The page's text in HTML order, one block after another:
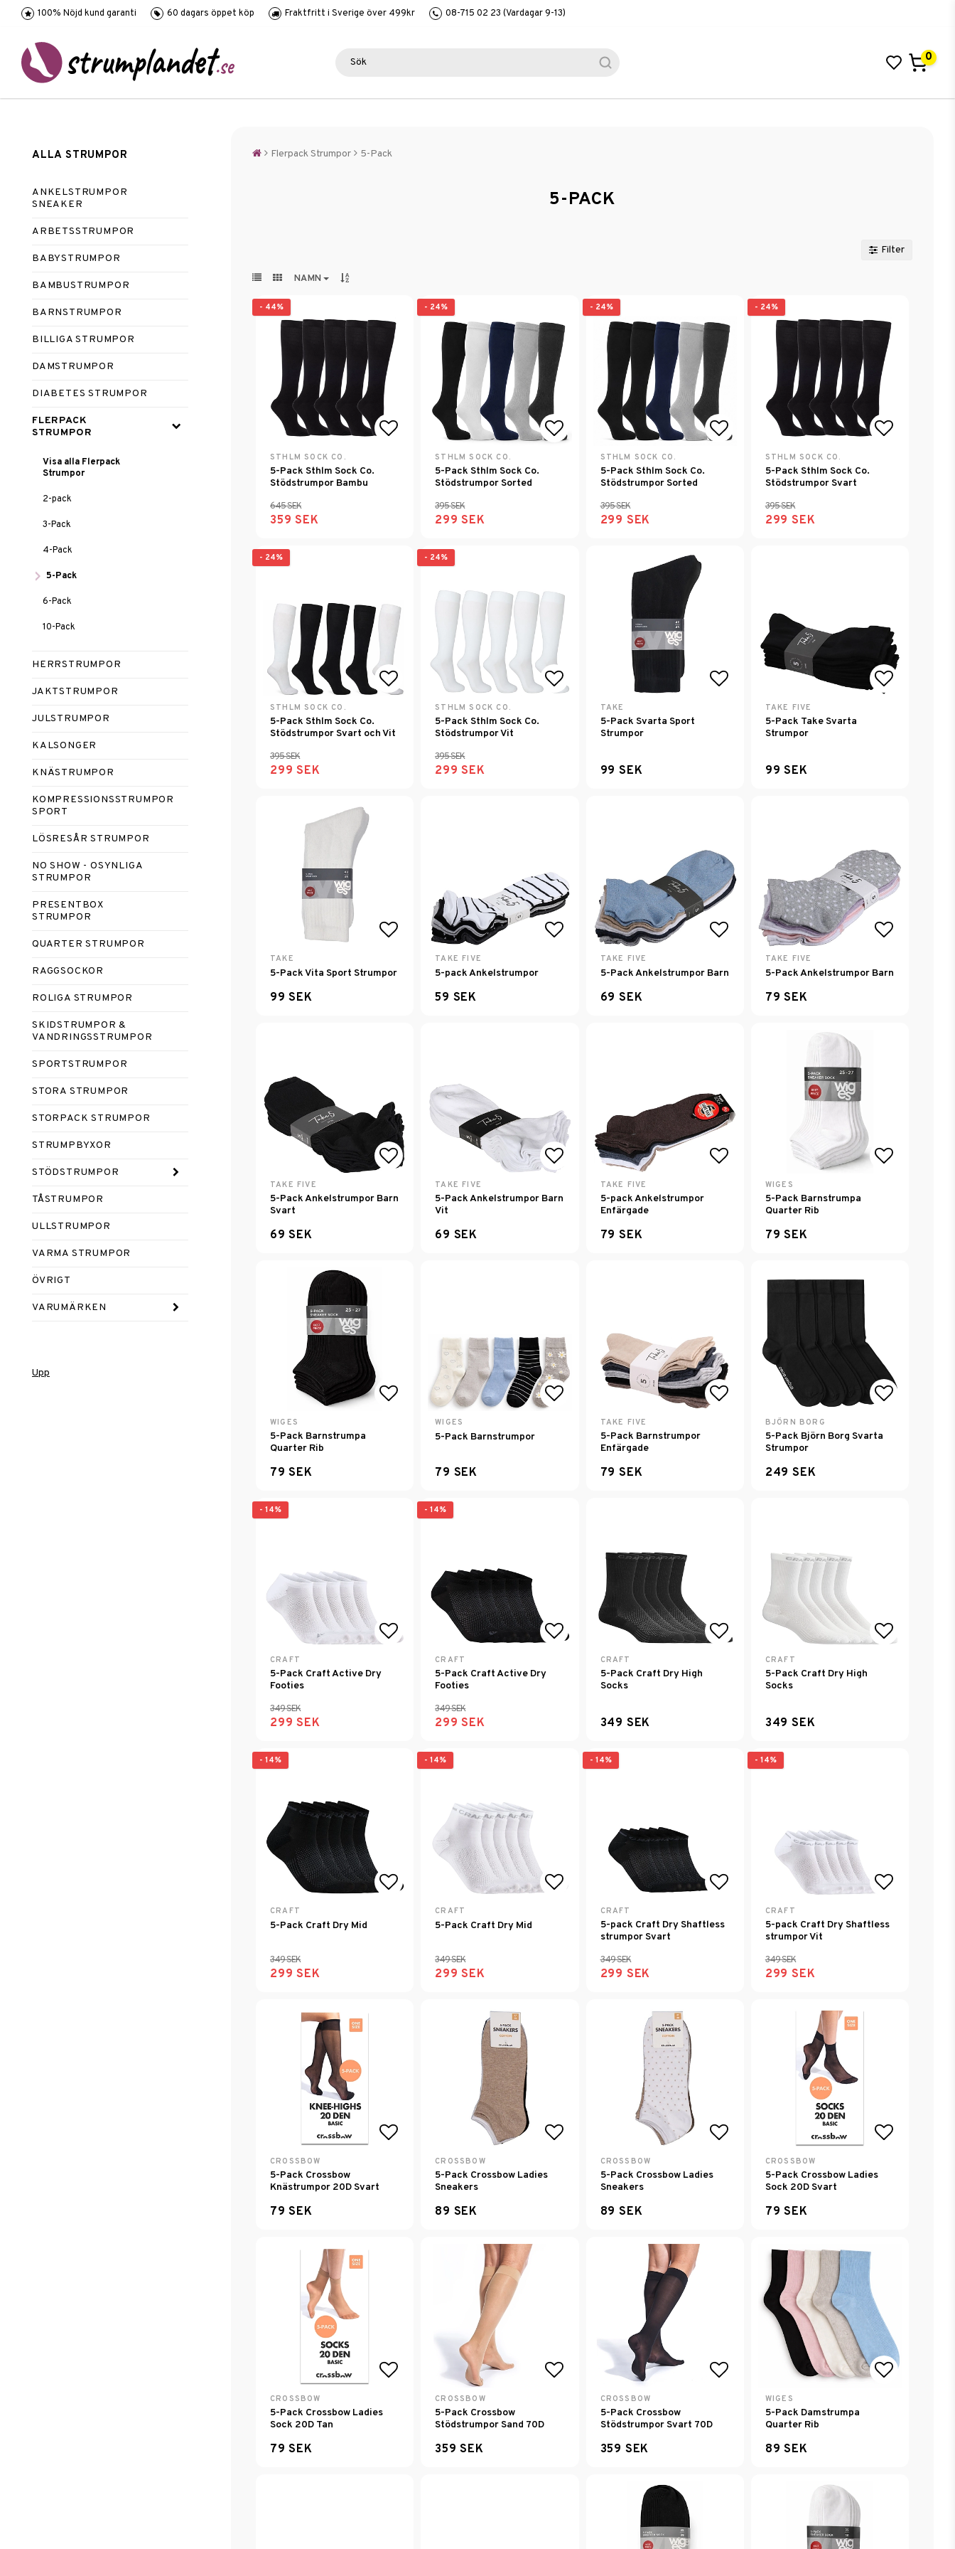
100% Nöjd kund garanti 60 dagars öppet köp Fraktfritt i Sverige över 499kr 08-715 02 23 (Vardagar 9-13)
0
ALLA STRUMPOR
ANKELSTRUMPOR
SNEAKER
ARBETSSTRUMPOR
BABYSTRUMPOR
BAMBUSTRUMPOR
BARNSTRUMPOR
BILLIGA STRUMPOR
DAMSTRUMPOR
DIABETES STRUMPOR
FLERPACK
STRUMPOR
Visa alla Flerpack
Strumpor
2-pack
3-Pack
4-Pack
5-Pack
6-Pack
10-Pack
HERRSTRUMPOR
JAKTSTRUMPOR
JULSTRUMPOR
KALSONGER
KNÄSTRUMPOR
KOMPRESSIONSSTRUMPOR
SPORT
LÖSRESÅR STRUMPOR
NO SHOW - OSYNLIGA
STRUMPOR
PRESENTBOX
STRUMPOR
QUARTER STRUMPOR
RAGGSOCKOR
ROLIGA STRUMPOR
SKIDSTRUMPOR &
VANDRINGSSTRUMPOR
SPORTSTRUMPOR
STORA STRUMPOR
STORPACK STRUMPOR
STRUMPBYXOR
STÖDSTRUMPOR
TÅSTRUMPOR
ULLSTRUMPOR
VARMA STRUMPOR
ÖVRIGT
VARUMÄRKEN
Upp
Flerpack Strumpor 5-Pack
5-PACK
Filter
NAMN
- 44%
Lägg till i favoritlistan
STHLM SOCK CO.
5-Pack Sthlm Sock Co.
Stödstrumpor Bambu
645 SEK
359 SEK
- 24%
Lägg till i favoritlistan
STHLM SOCK CO.
5-Pack Sthlm Sock Co.
Stödstrumpor Sorted
395 SEK
299 SEK
- 24%
Lägg till i favoritlistan
STHLM SOCK CO.
5-Pack Sthlm Sock Co.
Stödstrumpor Sorted
395 SEK
299 SEK
- 24%
STHLM SOCK CO.
5-Pack Sthlm Sock Co.
Stödstrumpor Svart
395 SEK
299 SEK
- 24%
Lägg till i favoritlistan
STHLM SOCK CO.
5-Pack Sthlm Sock Co.
Stödstrumpor Svart och Vit
395 SEK
299 SEK
- 24%
Lägg till i favoritlistan
STHLM SOCK CO.
5-Pack Sthlm Sock Co.
Stödstrumpor Vit
395 SEK
299 SEK
Lägg till i favoritlistan
TAKE
5-Pack Svarta Sport
Strumpor
99 SEK
TAKE FIVE
5-Pack Take Svarta
Strumpor
99 SEK
Lägg till i favoritlistan
TAKE
5-Pack Vita Sport Strumpor
99 SEK
Lägg till i favoritlistan
TAKE FIVE
5-pack Ankelstrumpor
59 SEK
Lägg till i favoritlistan
TAKE FIVE
5-Pack Ankelstrumpor Barn
69 SEK
TAKE FIVE
5-Pack Ankelstrumpor Barn
79 SEK
Lägg till i favoritlistan
TAKE FIVE
5-Pack Ankelstrumpor Barn
Svart
69 SEK
Lägg till i favoritlistan
TAKE FIVE
5-Pack Ankelstrumpor Barn
Vit
69 SEK
Lägg till i favoritlistan
TAKE FIVE
5-pack Ankelstrumpor
Enfärgade
79 SEK
WIGES
5-Pack Barnstrumpa
Quarter Rib
79 SEK
Lägg till i favoritlistan
WIGES
5-Pack Barnstrumpa
Quarter Rib
79 SEK
Lägg till i favoritlistan
WIGES
5-Pack Barnstrumpor
79 SEK
Lägg till i favoritlistan
TAKE FIVE
5-Pack Barnstrumpor
Enfärgade
79 SEK
BJÖRN BORG
5-Pack Björn Borg Svarta
Strumpor
249 SEK
- 14%
Lägg till i favoritlistan
CRAFT
5-Pack Craft Active Dry
Footies
349 SEK
299 SEK
- 14%
Lägg till i favoritlistan
CRAFT
5-Pack Craft Active Dry
Footies
349 SEK
299 SEK
Lägg till i favoritlistan
CRAFT
5-Pack Craft Dry High
Socks
349 SEK
CRAFT
5-Pack Craft Dry High
Socks
349 SEK
- 14%
Lägg till i favoritlistan
CRAFT
5-Pack Craft Dry Mid
349 SEK
299 SEK
- 14%
Lägg till i favoritlistan
CRAFT
5-Pack Craft Dry Mid
349 SEK
299 SEK
- 14%
Lägg till i favoritlistan
CRAFT
5-pack Craft Dry Shaftless
strumpor Svart
349 SEK
299 SEK
- 14%
CRAFT
5-pack Craft Dry Shaftless
strumpor Vit
349 SEK
299 SEK
Lägg till i favoritlistan
CROSSBOW
5-Pack Crossbow
Knästrumpor 20D Svart
79 SEK
Lägg till i favoritlistan
CROSSBOW
5-Pack Crossbow Ladies
Sneakers
89 SEK
Lägg till i favoritlistan
CROSSBOW
5-Pack Crossbow Ladies
Sneakers
89 SEK
CROSSBOW
5-Pack Crossbow Ladies
Sock 20D Svart
79 SEK
Lägg till i favoritlistan
CROSSBOW
5-Pack Crossbow Ladies
Sock 20D Tan
79 SEK
Lägg till i favoritlistan
CROSSBOW
5-Pack Crossbow
Stödstrumpor Sand 70D
359 SEK
Lägg till i favoritlistan
CROSSBOW
5-Pack Crossbow
Stödstrumpor Svart 70D
359 SEK
WIGES
5-Pack Damstrumpa
Quarter Rib
89 SEK